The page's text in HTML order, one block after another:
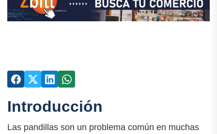
Introducción
Las pandillas son un problema común en muchas